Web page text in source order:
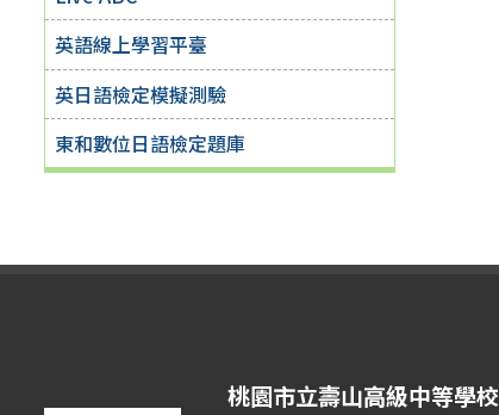
英語線上學習平臺
英日語檢定模擬測驗
東和數位日語檢定題庫
桃園市立壽山高級中等學校